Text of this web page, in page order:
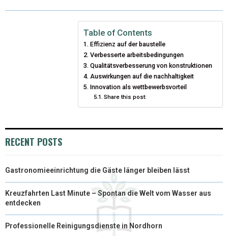
W E
B
O
T
R
E
S
K
I
N
I
Table of Contents
Effizienz auf der baustelle
Verbesserte arbeitsbedingungen
Qualitätsverbesserung von konstruktionen
Auswirkungen auf die nachhaltigkeit
Innovation als wettbewerbsvorteil
Share this post:
RECENT POSTS
Gastronomieeinrichtung die Gäste länger bleiben lässt
Kreuzfahrten Last Minute – Spontan die Welt vom Wasser aus
entdecken
Professionelle Reinigungsdienste in Nordhorn